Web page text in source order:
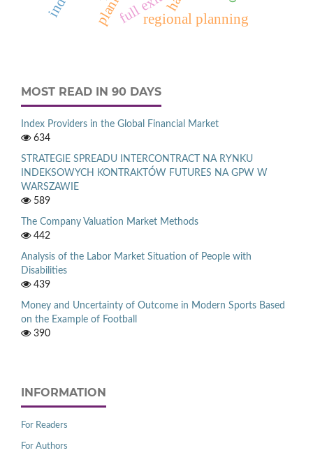
regional planning
full exit
MOST READ IN 90 DAYS
Index Providers in the Global Financial Market
634
STRATEGIE SPREADU INTERCONTRACT NA RYNKU
INDEKSOWYCH KONTRAKTÓW FUTURES NA GPW W
WARSZAWIE
589
The Company Valuation Market Methods
442
Analysis of the Labor Market Situation of People with
Disabilities
439
Money and Uncertainty of Outcome in Modern Sports Based
on the Example of Football
390
INFORMATION
For Readers
For Authors